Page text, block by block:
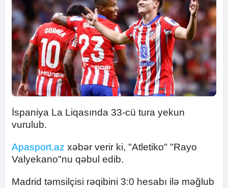
İspaniya La Liqasında 33-cü tura yekun
vurulub.
Apasport.az xəbər verir ki, "Atletiko" "Rayo
Valyekano"nu qəbul edib.
Madrid təmsilçisi rəqibini 3:0 hesabı ilə məğlub